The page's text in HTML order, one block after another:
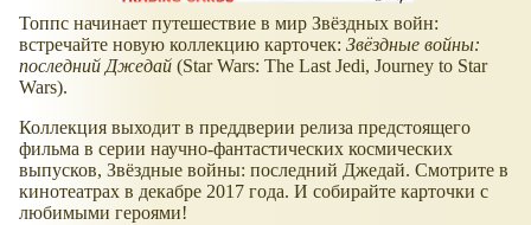
Топпс начинает путешествие в мир Звёздных войн:
встречайте новую коллекцию карточек: Звёздные войны:
последний Джедай (Star Wars: The Last Jedi, Journey to Star
Wars).
Коллекция выходит в преддверии релиза предстоящего
фильма в серии научно-фантастических космических
выпусков, Звёздные войны: последний Джедай. Смотрите в
кинотеатрах в декабре 2017 года. И собирайте карточки с
любимыми героями!